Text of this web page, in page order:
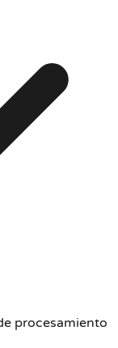
procesamiento